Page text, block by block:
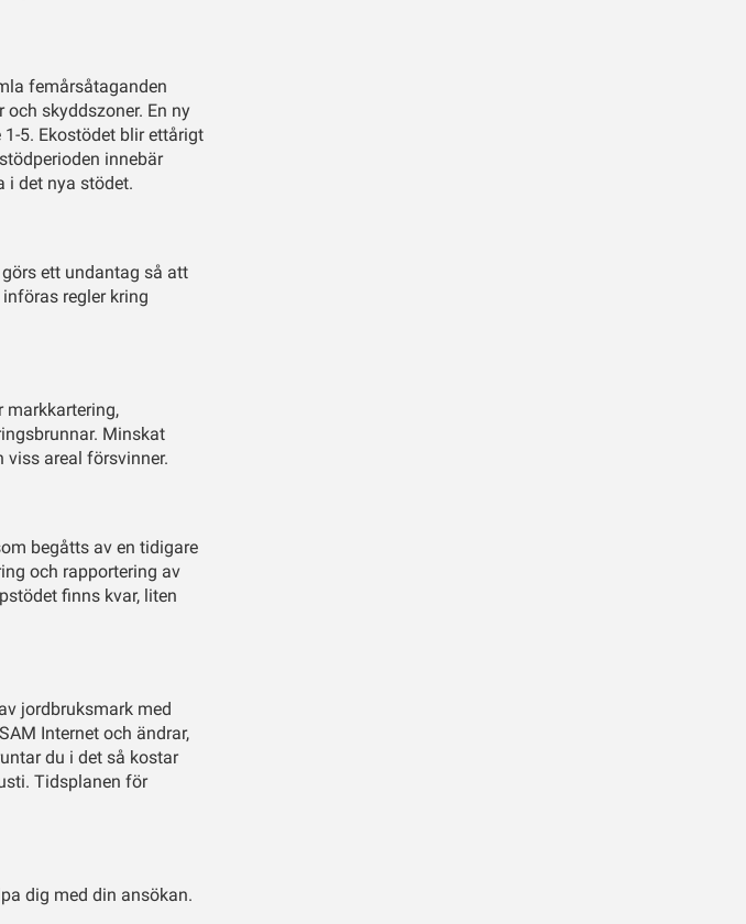
femårsåtaganden
skyddszoner. En ny
5. Ekostödet blir ettårigt
innebär
i det nya stödet.
ett undantag så att
regler kring
markkartering,
Minskat
areal försvinner.
begåtts av en tidigare
och rapportering av
finns kvar, liten
jordbruksmark med
Internet och ändrar,
du i det så kostar
Tidsplanen för
dig med din ansökan.